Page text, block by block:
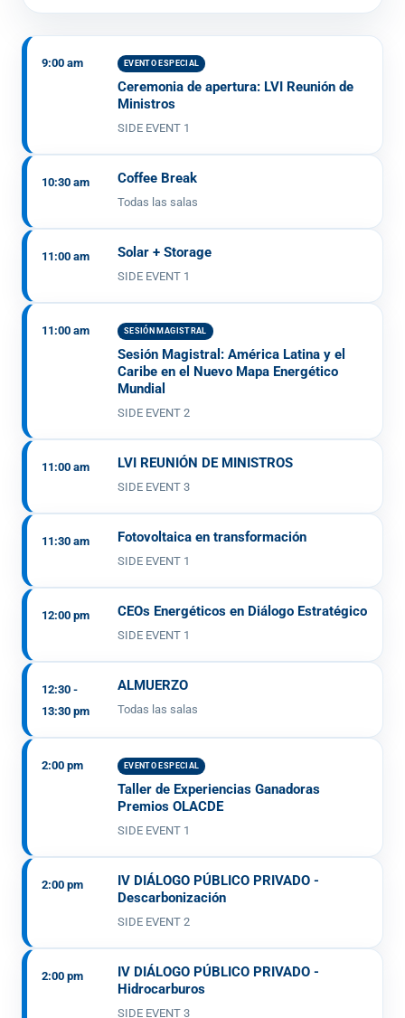
9:00 am EVENTO ESPECIAL
Ceremonia de apertura: LVI Reunión de
Ministros
SIDE EVENT 1
10:30 am Coffee Break
Todas las salas
11:00 am Solar + Storage
SIDE EVENT 1
11:00 am SESIÓN MAGISTRAL
Sesión Magistral: América Latina y el
Caribe en el Nuevo Mapa Energético
Mundial
SIDE EVENT 2
11:00 am LVI REUNIÓN DE MINISTROS
SIDE EVENT 3
11:30 am Fotovoltaica en transformación
SIDE EVENT 1
12:00 pm CEOs Energéticos en Diálogo Estratégico
SIDE EVENT 1
12:30 -
13:30 pm
ALMUERZO
Todas las salas
2:00 pm EVENTO ESPECIAL
Taller de Experiencias Ganadoras
Premios OLACDE
SIDE EVENT 1
2:00 pm
IV DIÁLOGO PÚBLICO PRIVADO -
Descarbonización
SIDE EVENT 2
2:00 pm
IV DIÁLOGO PÚBLICO PRIVADO -
Hidrocarburos
SIDE EVENT 3